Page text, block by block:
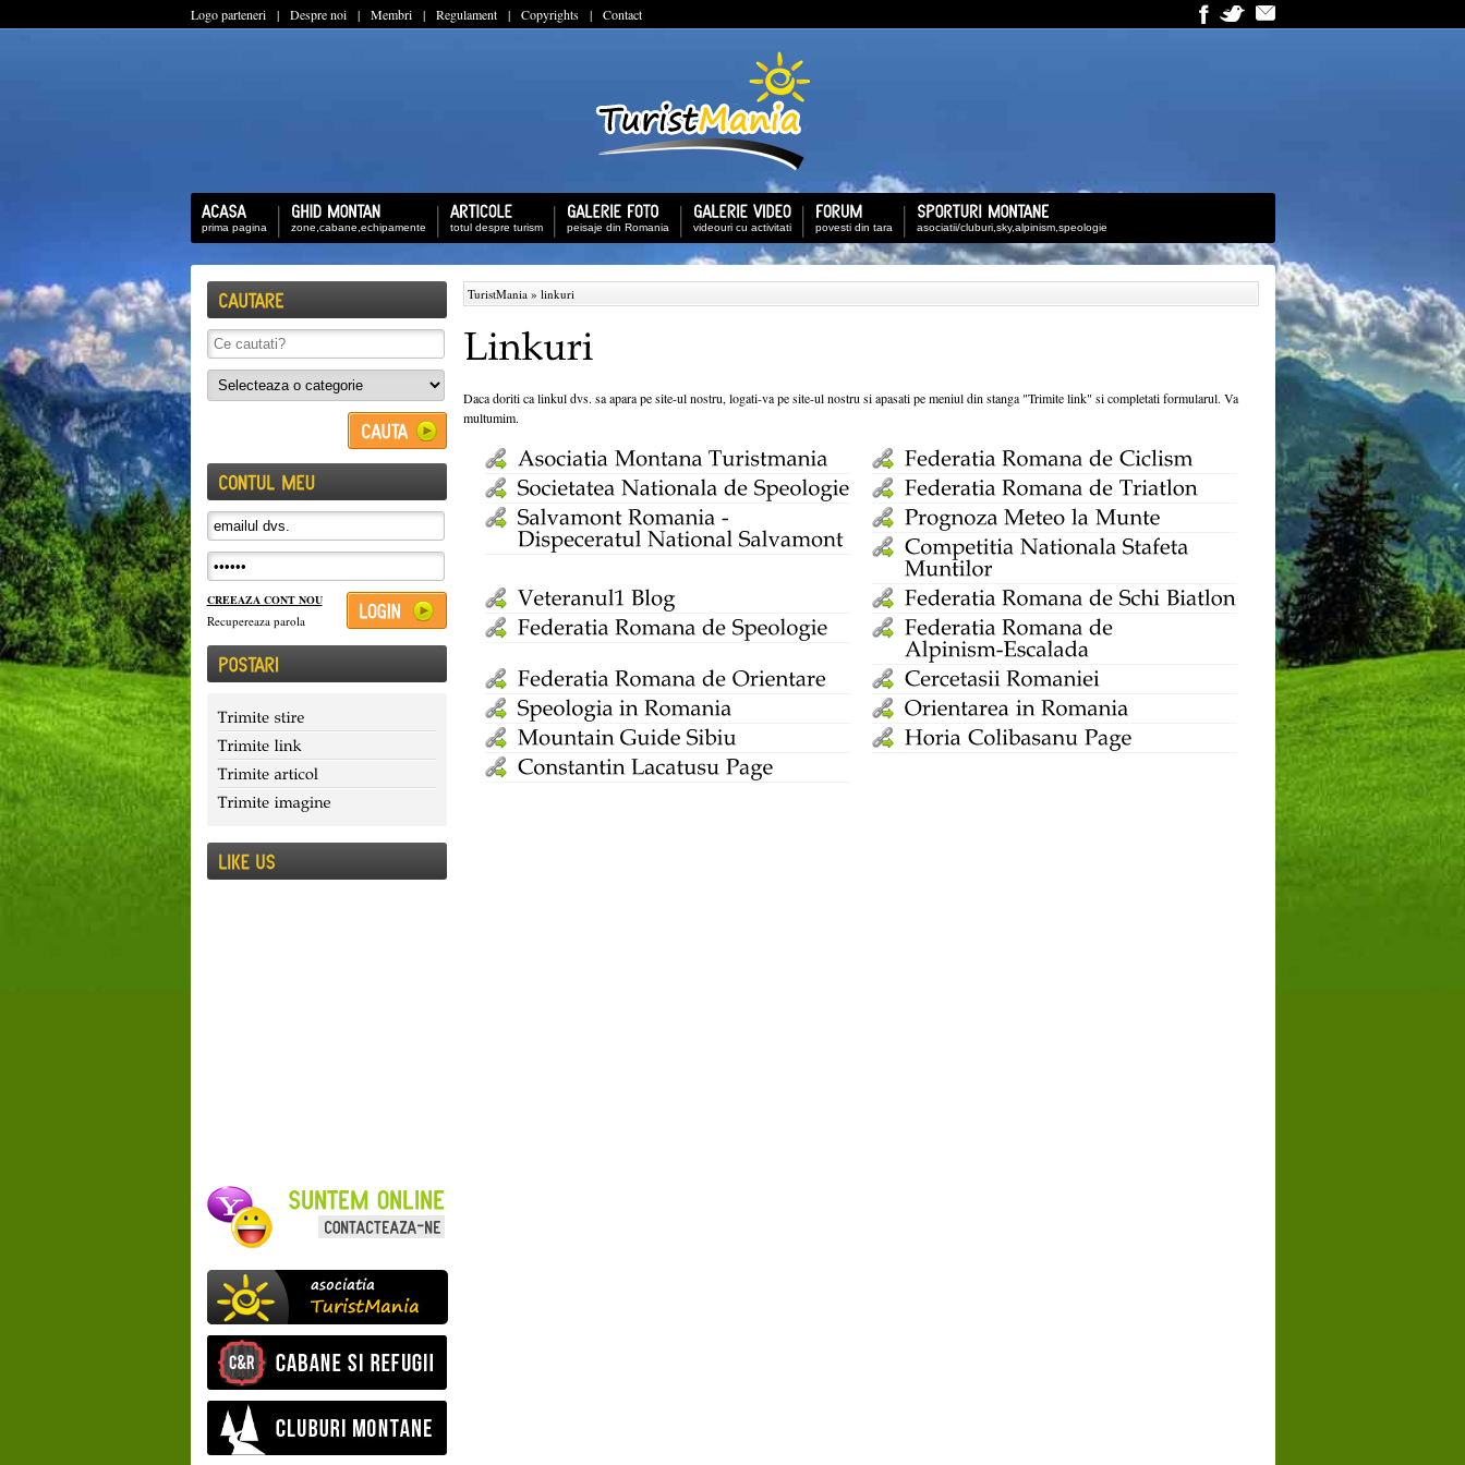
Logo parteneri| Despre noi| Membri| Regulament| Copyrights| Contact
prima pagina zone,cabane,echipamente totul despre turism peisaje din Romania videouri cu activitati povesti din tara asociatii/cluburi,sky,alpinism,speologie
CREEAZA CONT NOU
Recupereaza parola
TuristMania» linkuri
Daca doriti ca linkul dvs. sa apara pe site-ul nostru, logati-va pe site-ul nostru si apasati pe meniul din stanga "Trimite link" si completati formularul. Va
multumim.